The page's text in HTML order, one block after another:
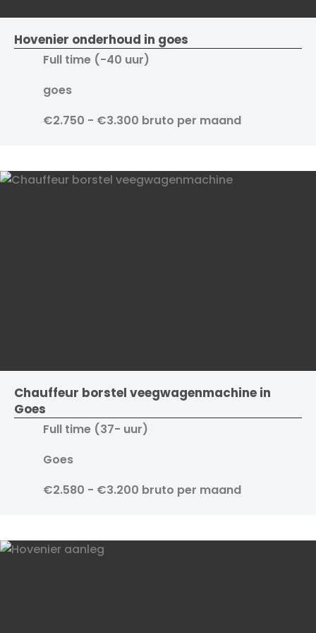
Hovenier onderhoud in goes
Full time (-40 uur)
goes
€2.750 - €3.300 bruto per maand
Chauffeur borstel veegwagenmachine in
Goes
Full time (37- uur)
Goes
€2.580 - €3.200 bruto per maand